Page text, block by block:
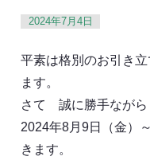
2024年7月4日
平素は格別のお引き
ます。
さて 誠に勝手ながら
2024年8月9日（金）
きます。